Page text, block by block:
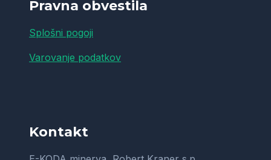
Pravna obvestila
Splošni pogoji
Varovanje podatkov
Kontakt